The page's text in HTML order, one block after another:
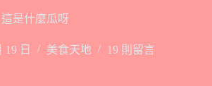
這是什麼瓜呀
19 日 美食天地 19 則留言